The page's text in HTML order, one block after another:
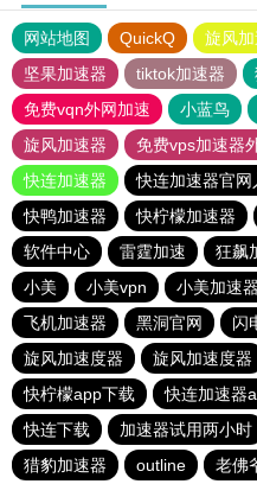
网站地图 QuickQ 旋风
坚果加速器
tiktok加速器
免费vqn外网加速
小蓝鸟
旋风加速器
免费vps加速器
快连加速器
快连加速器官网
快鸭加速器
快柠檬加速器
软件中心
雷霆加速 狂飙
小美
小美vpn 小美加速器
飞机加速器
黑洞官网 闪
旋风加速度器
旋风加速度器
快柠檬app下载
快连加速器
快连下载
加速器试用两小时
猎豹加速器
outline 老佛